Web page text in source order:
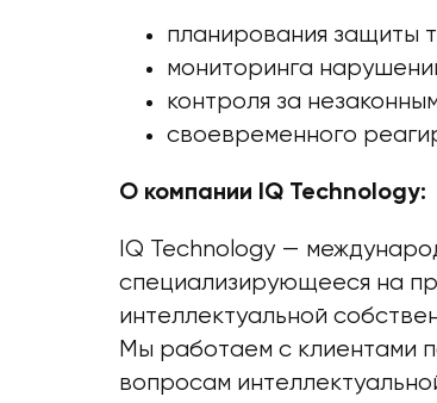
планирования защиты
мониторинга
контроля за
своевременного
О компании IQ Technology:
IQ Technology —
специализирующееся на
интеллектуальной
Мы работаем с клиентами
вопросам